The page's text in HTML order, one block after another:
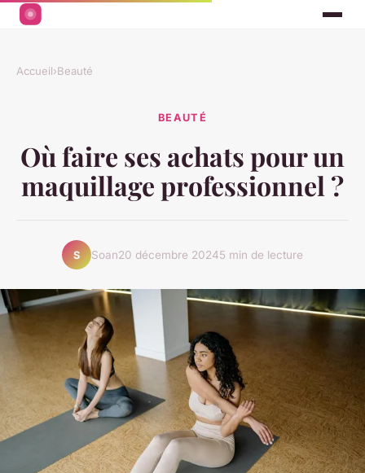
Accueil›Beauté
BEAUTÉ
Où faire ses achats pour un
maquillage professionnel ?
S Soan20 décembre 20245 min de lecture